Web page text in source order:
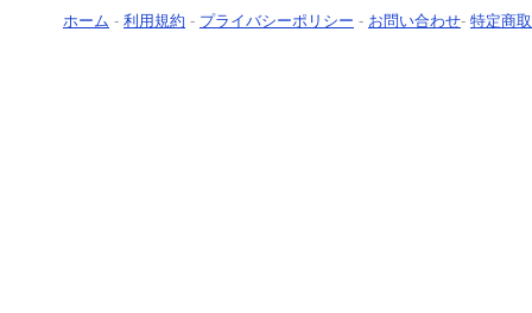
ホーム - 利用規約 - プライバシーポリシー - お問い合わせ- 特定商